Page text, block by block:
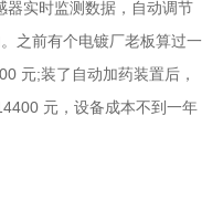
器实时监测数据，自动调节
之前有个电镀厂老板算过一
元;装了自动加药装置后，
元，设备成本不到一年